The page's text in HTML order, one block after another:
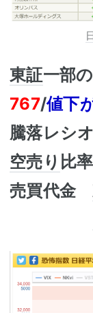
東証一部
767/値下
騰落レシ
空売り 比
売買代金